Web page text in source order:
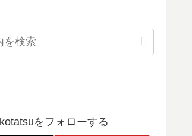
kotatsuをフォローする